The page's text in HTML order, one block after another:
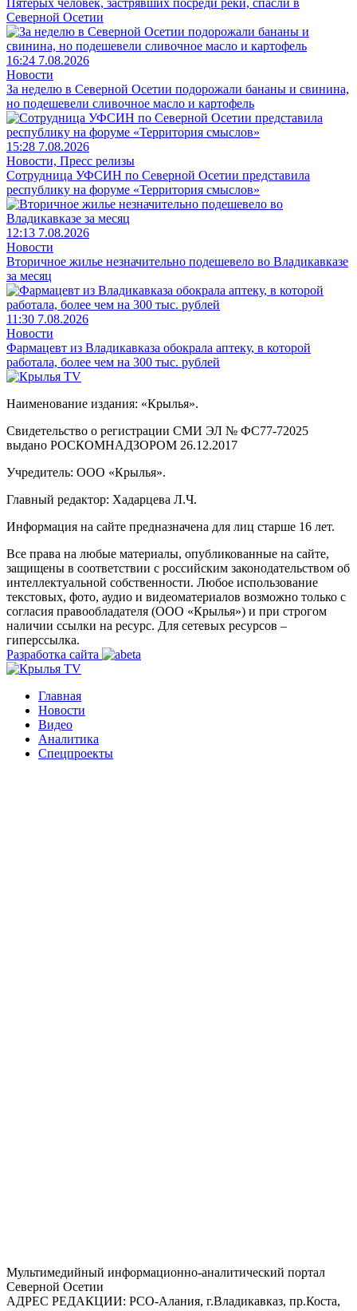
Северной Осетии
16:24 7.08.2026
Новости
За неделю в Северной Осетии подорожали бананы и свинина,
но подешевели сливочное масло и картофель
15:28 7.08.2026
Новости, Пресс релизы
Сотрудница УФСИН по Северной Осетии представила
республику на форуме «Территория смыслов»
12:13 7.08.2026
Новости
Вторичное жилье незначительно подешевело во Владикавказе
за месяц
11:30 7.08.2026
Новости
Фармацевт из Владикавказа обокрала аптеку, в которой
работала, более чем на 300 тыс. рублей
Наименование издания: «Крылья».
Свидетельство о регистрации СМИ ЭЛ № ФС77-72025
выдано РОСКОМНАДЗОРОМ 26.12.2017
Учредитель: ООО «Крылья».
Главный редактор: Хадарцева Л.Ч.
Информация на сайте предназначена для лиц старше 16 лет.
Все права на любые материалы, опубликованные на сайте,
защищены в соответствии с российским законодательством об
интеллектуальной собственности. Любое использование
текстовых, фото, аудио и видеоматериалов возможно только с
согласия правообладателя (ООО «Крылья») и при строгом
наличии ссылки на ресурс. Для сетевых ресурсов –
гиперссылка.
Разработка сайта
Главная
Новости
Видео
Аналитика
Спецпроекты
Mультимедийный информационно-аналитический портал
Северной Осетии
АДРЕС РЕДАКЦИИ: РСО-Алания, г.Владикавказ, пр.Коста,